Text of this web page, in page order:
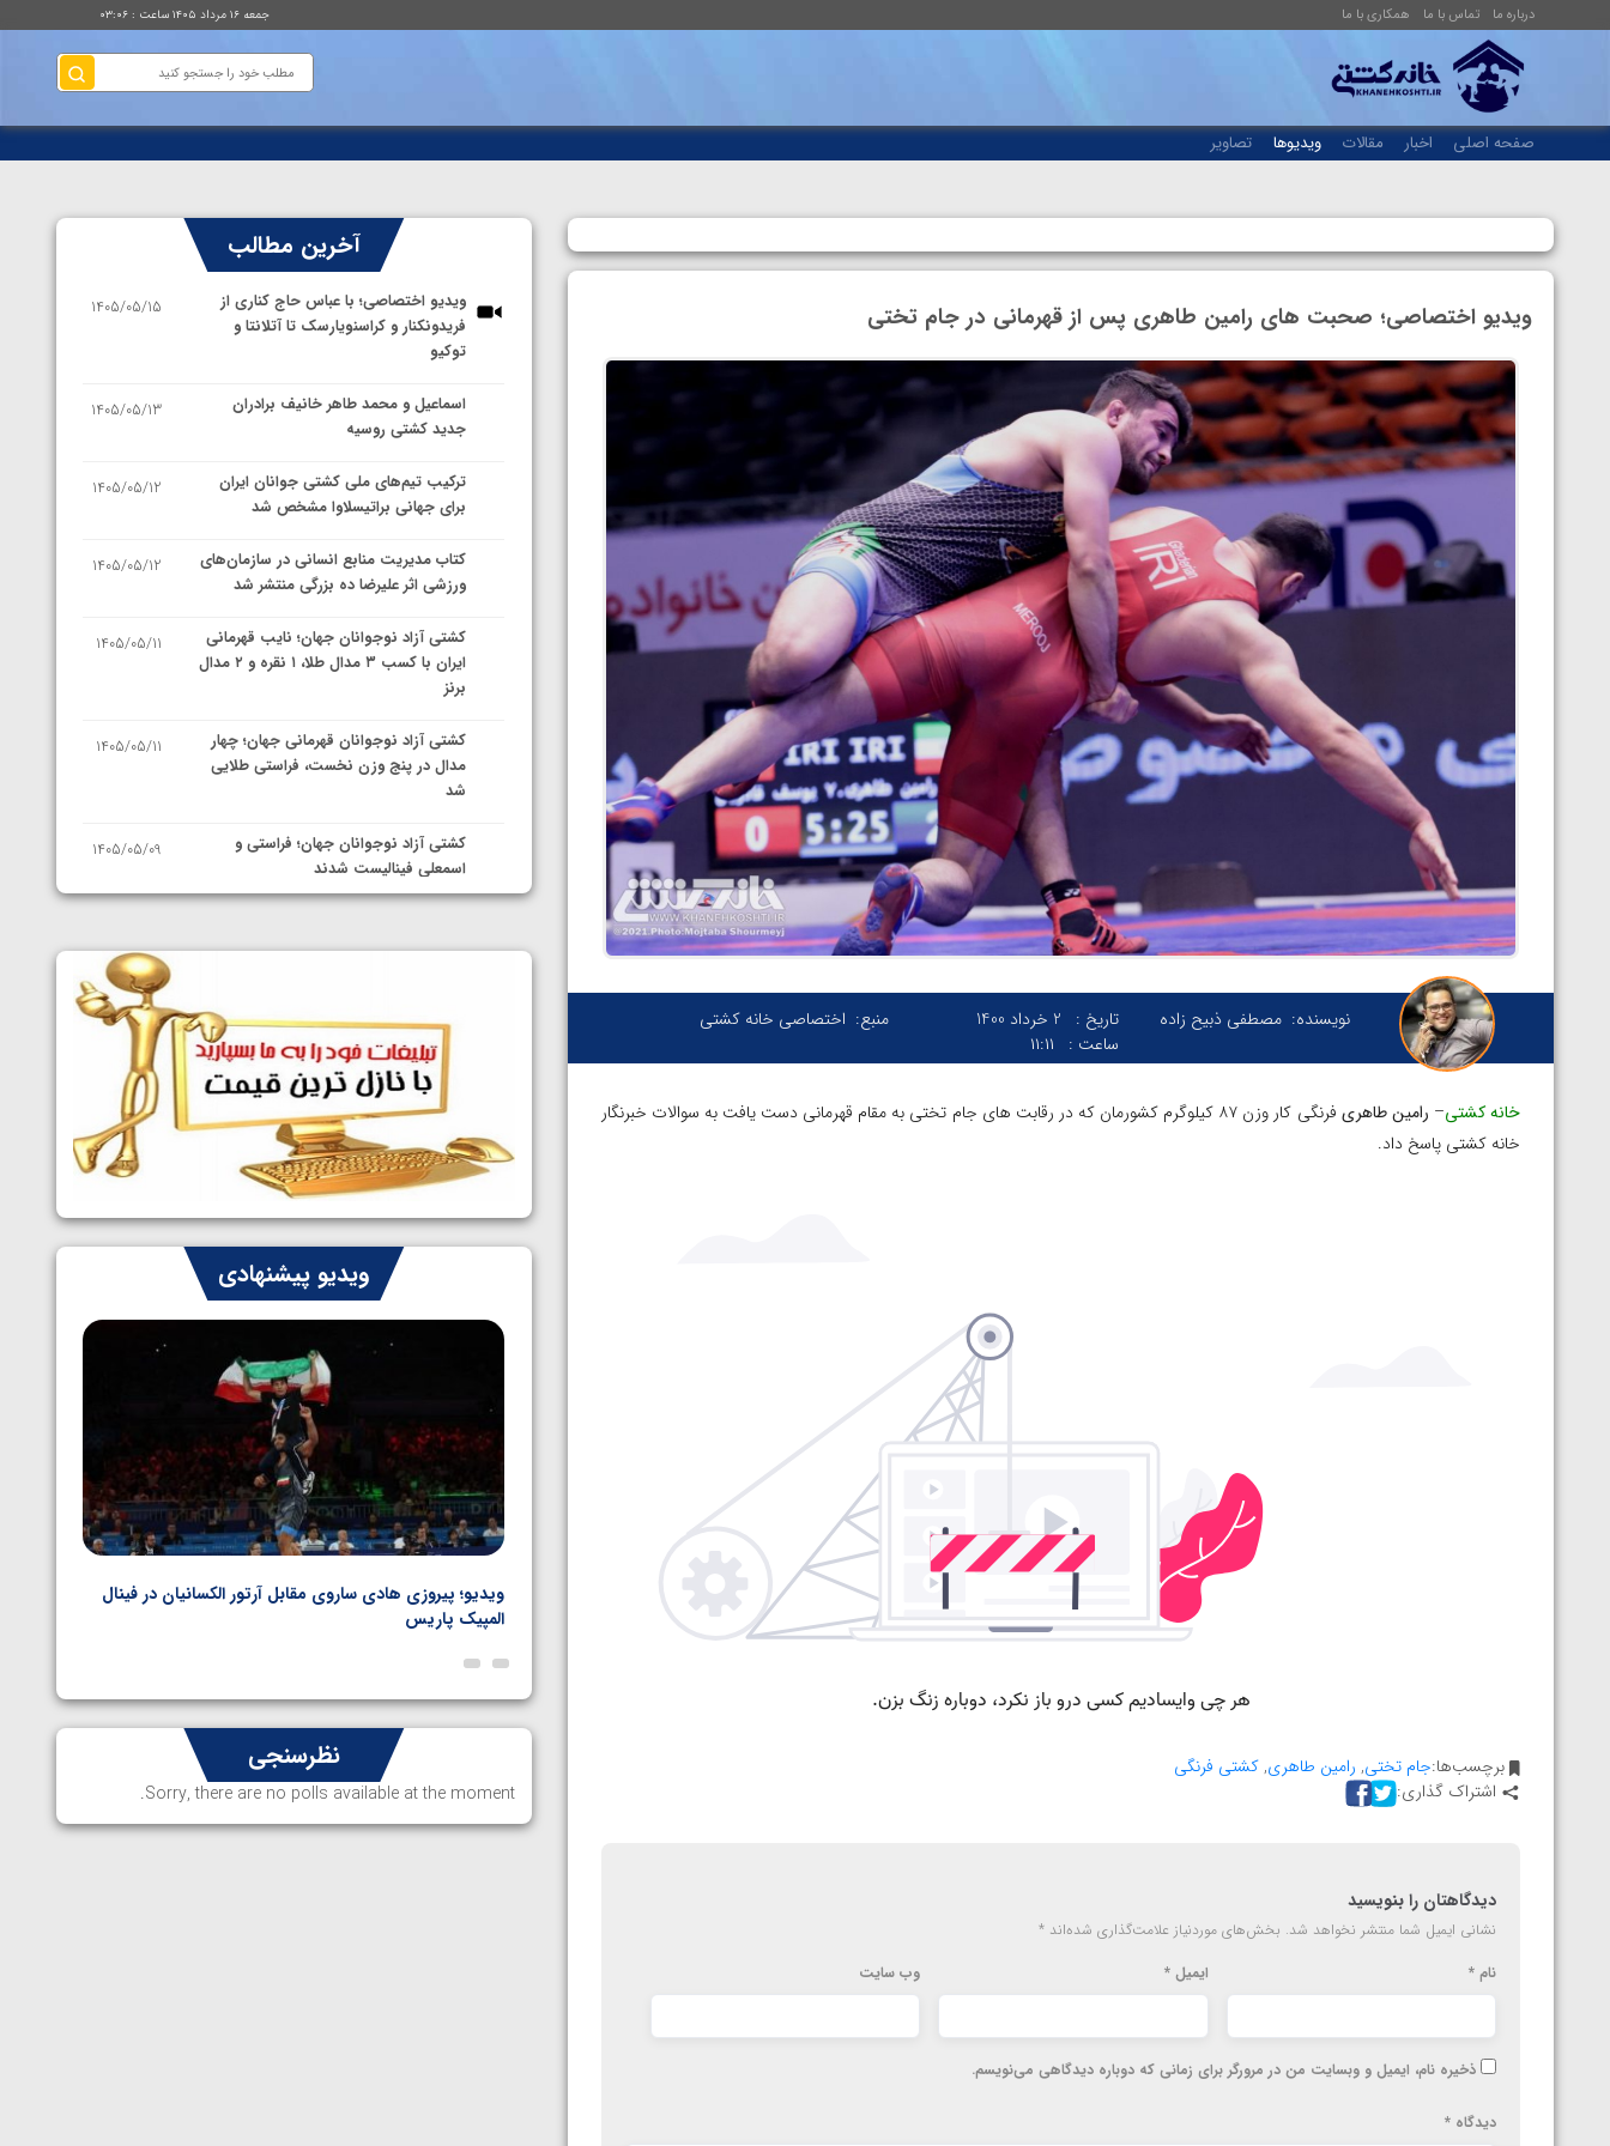
درباره ما تماس با ما همکاری با ما جمعه ۱۶ مرداد ۱۴۰۵ ساعت : ۰۳:۰۶
صفحه اصلی اخبار مقالات ویدیوها تصاویر
ویدیو اختصاصی؛ صحبت های رامین طاهری پس از قهرمانی در جام تختی
نویسنده: مصطفی ذبیح زاده تاریخ :
2 خرداد 1400
ساعت :
۱۱:۱۱
منبع: اختصاصی خانه کشتی
خانه کشتی– رامین طاهری
فرنگی کار وزن ۸۷ کیلوگرم کشورمان که در رقابت های جام تختی به مقام قهرمانی دست یافت به سوالات خبرنگار
خانه کشتی پاسخ داد.
برچسب‌ها:جام تختی, رامین طاهری,کشتی فرنگی
اشتراک گذاری:
دیدگاهتان را بنویسید
نشانی ایمیل شما منتشر نخواهد شد. بخش‌های موردنیاز علامت‌گذاری شده‌اند *
نام * ایمیل* وب‌ سایت
ذخیره نام، ایمیل و وبسایت من در مرورگر برای زمانی که دوباره دیدگاهی می‌نویسم.
دیدگاه *
آخرین مطالب
ویدیو اختصاصی؛ با عباس حاج کناری از
فریدونکنار و کراسنویارسک تا آتلانتا و
توکیو
1405/05/15
اسماعیل و محمد طاهر خانیف برادران
جدید کشتی روسیه
1405/05/13
ترکیب تیم‌های ملی کشتی جوانان ایران
برای جهانی براتیسلاوا مشخص شد
1405/05/12
کتاب مدیریت منابع انسانی در سازمان‌های
ورزشی اثر علیرضا ده بزرگی منتشر شد
1405/05/12
کشتی آزاد نوجوانان جهان؛ نایب قهرمانی
ایران با کسب ۳ مدال طلا، ۱ نقره و ۲ مدال
برنز
1405/05/11
کشتی آزاد نوجوانان قهرمانی جهان؛ چهار
مدال در پنج وزن نخست، فراستی طلایی
شد
1405/05/11
کشتی آزاد نوجوانان جهان؛ فراستی و
اسمعلی فینالیست شدند
1405/05/09
نمایندگان ایران مشخص شدند
سوم برای ایران
1405/05/07
ایران چشم به راه چهار مدال در پنج وزن
دوم کشتی فرنگی نوجوانان جهان
1405/05/06
ویدیو پیشنهادی
ویدیو؛ باخت امین کاویانی نژاد مقابل مالخاز آمویان از
ویدیو؛ صعود حسن یزدانی به فینال المپیک با برتری مقابل
ناظم امینه
ویدیو؛ پیروزی هادی ساروی مقابل آرتور الکسانیان در فینال
المپیک پاریس
نظرسنجی
Sorry, there are no polls available at the moment.